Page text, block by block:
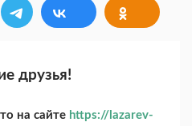
друзья!
на сайте https://lazarev-